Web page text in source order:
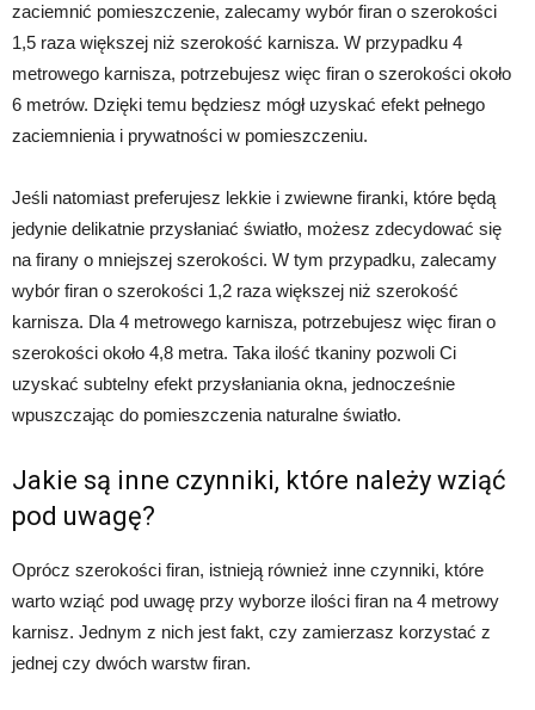
zaciemnić pomieszczenie, zalecamy wybór firan o szerokości
1,5 raza większej niż szerokość karnisza. W przypadku 4
metrowego karnisza, potrzebujesz więc firan o szerokości około
6 metrów. Dzięki temu będziesz mógł uzyskać efekt pełnego
zaciemnienia i prywatności w pomieszczeniu.
Jeśli natomiast preferujesz lekkie i zwiewne firanki, które będą
jedynie delikatnie przysłaniać światło, możesz zdecydować się
na firany o mniejszej szerokości. W tym przypadku, zalecamy
wybór firan o szerokości 1,2 raza większej niż szerokość
karnisza. Dla 4 metrowego karnisza, potrzebujesz więc firan o
szerokości około 4,8 metra. Taka ilość tkaniny pozwoli Ci
uzyskać subtelny efekt przysłaniania okna, jednocześnie
wpuszczając do pomieszczenia naturalne światło.
Jakie są inne czynniki, które należy wziąć
pod uwagę?
Oprócz szerokości firan, istnieją również inne czynniki, które
warto wziąć pod uwagę przy wyborze ilości firan na 4 metrowy
karnisz. Jednym z nich jest fakt, czy zamierzasz korzystać z
jednej czy dwóch warstw firan.